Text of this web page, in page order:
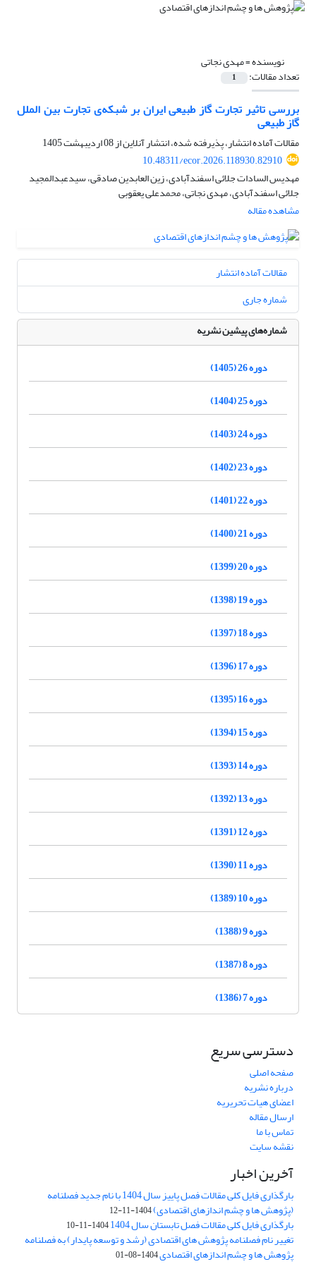
نویسنده =مهدی نجاتی
تعداد مقالات: 1
بررسی تاثیر تجارت گاز طبیعی ایران بر شبکه‌ی تجارت بین الملل
گاز طبیعی
مقالات آماده انتشار، پذیرفته شده، انتشار آنلاین از08 اردیبهشت 1405
10.48311/ecor.2026.118930.82910
مهدیس السادات جلائی اسفندآبادی، زین العابدین صادقی، سیدعبدالمجید
جلائی اسفندآبادی، مهدی نجاتی، محمدعلی یعقوبی
مشاهده مقاله
مقالات آماده انتشار
شماره جاری
شماره‌های پیشین نشریه
دوره 26 (1405)
دوره 25 (1404)
دوره 24 (1403)
دوره 23 (1402)
دوره 22 (1401)
دوره 21 (1400)
دوره 20 (1399)
دوره 19 (1398)
دوره 18 (1397)
دوره 17 (1396)
دوره 16 (1395)
دوره 15 (1394)
دوره 14 (1393)
دوره 13 (1392)
دوره 12 (1391)
دوره 11 (1390)
دوره 10 (1389)
دوره 9 (1388)
دوره 8 (1387)
دوره 7 (1386)
دسترسی سریع
صفحه اصلی
درباره نشریه
اعضای هیات تحریریه
ارسال مقاله
تماس با ما
نقشه سایت
آخرین اخبار
بارگذاری فایل کلی مقالات فصل پاییز سال 1404 با نام جدید فصلنامه
(پژوهش ها و چشم اندازهای اقتصادی)1404-11-12
بارگذاری فایل کلی مقالات فصل تابستان سال 1404 1404-11-10
تغییر نام فصلنامه پژوهش های اقتصادی (رشد و توسعه پایدار) به فصلنامه
پژوهش ها و چشم اندازهای اقتصادی1404-08-01